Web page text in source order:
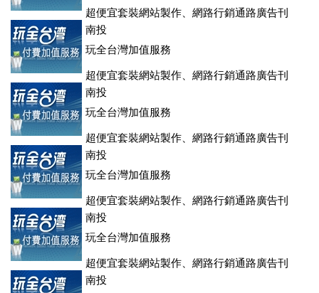
超便宜套裝網站製作、網路行銷通路廣告刊
登、訂房系統、客房委託旅行社銷售，全面優惠中....
南投
玩全台灣加值服務
超便宜套裝網站製作、網路行銷通路廣告刊
登、訂房系統、客房委託旅行社銷售，全面優惠中....
南投
玩全台灣加值服務
超便宜套裝網站製作、網路行銷通路廣告刊
登、訂房系統、客房委託旅行社銷售，全面優惠中....
南投
玩全台灣加值服務
超便宜套裝網站製作、網路行銷通路廣告刊
登、訂房系統、客房委託旅行社銷售，全面優惠中....
南投
玩全台灣加值服務
超便宜套裝網站製作、網路行銷通路廣告刊
登、訂房系統、客房委託旅行社銷售，全面優惠中....
南投